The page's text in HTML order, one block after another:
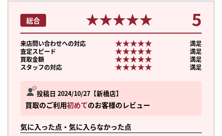
投稿日 2024/10/27 新橋店
買取のご利用初めてのお客様のレビュー
気に入った点・気に入らなかった点
総合 ★★★★★
★★★★★ 5
来店問い合わせへの対応 ★★★★★
★★★★★
満足
査定スピード
★★★★★
★★★★★
満足
買取金額
★★★★★
★★★★★
満足
スタッフの対応
★★★★★
★★★★★ 満足